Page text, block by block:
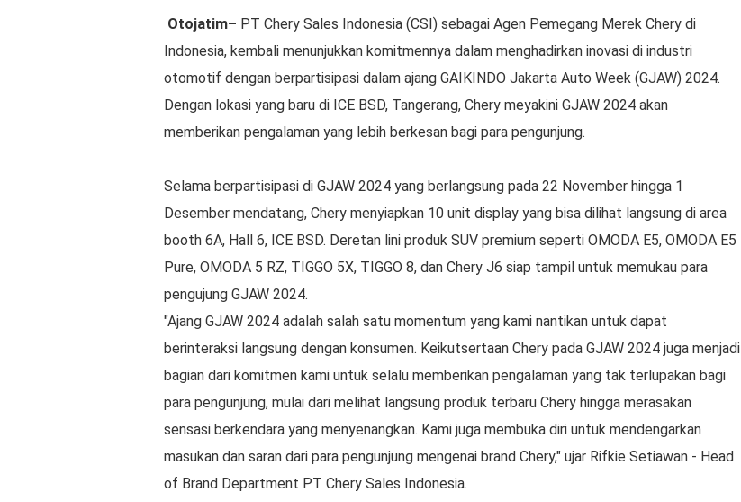
Otojatim– PT Chery Sales Indonesia (CSI) sebagai Agen Pemegang Merek Chery di
Indonesia, kembali menunjukkan komitmennya dalam menghadirkan inovasi di industri
otomotif dengan berpartisipasi dalam ajang GAIKINDO Jakarta Auto Week (GJAW) 2024.
Dengan lokasi yang baru di ICE BSD, Tangerang, Chery meyakini GJAW 2024 akan
memberikan pengalaman yang lebih berkesan bagi para pengunjung.
Selama berpartisipasi di GJAW 2024 yang berlangsung pada 22 November hingga 1
Desember mendatang, Chery menyiapkan 10 unit display yang bisa dilihat langsung di area
booth 6A, Hall 6, ICE BSD. Deretan lini produk SUV premium seperti OMODA E5, OMODA E5
Pure, OMODA 5 RZ, TIGGO 5X, TIGGO 8, dan Chery J6 siap tampil untuk memukau para
pengujung GJAW 2024.
"Ajang GJAW 2024 adalah salah satu momentum yang kami nantikan untuk dapat
berinteraksi langsung dengan konsumen. Keikutsertaan Chery pada GJAW 2024 juga menjadi
bagian dari komitmen kami untuk selalu memberikan pengalaman yang tak terlupakan bagi
para pengunjung, mulai dari melihat langsung produk terbaru Chery hingga merasakan
sensasi berkendara yang menyenangkan. Kami juga membuka diri untuk mendengarkan
masukan dan saran dari para pengunjung mengenai brand Chery," ujar Rifkie Setiawan - Head
of Brand Department PT Chery Sales Indonesia.